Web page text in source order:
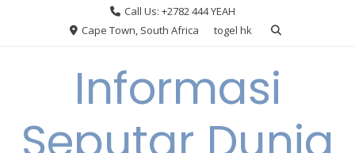
Call Us: +2782 444 YEAH
Cape Town, South Africa
togel hk
Informasi